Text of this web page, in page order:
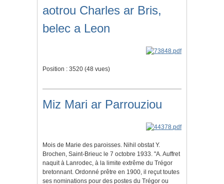
aotrou Charles ar Bris,
belec a Leon
Position : 3520 (48 vues)
Miz Mari ar Parrouziou
Mois de Marie des paroisses. Nihil obstat Y.
Brochen, Saint-Brieuc le 7 octobre 1933. "A. Auffret
naquit à Lanrodec, à la limite extrême du Trégor
bretonnant. Ordonné prêtre en 1900, il reçut toutes
ses nominations pour des postes du Trégor ou